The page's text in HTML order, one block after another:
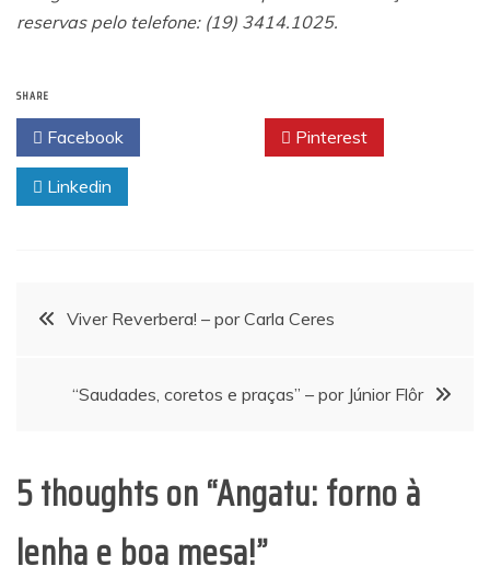
reservas pelo telefone: (19) 3414.1025.
SHARE
Facebook Pinterest
Linkedin
Navegação
Viver Reverbera! – por Carla Ceres
“Saudades, coretos e praças” – por Júnior Flôr
5 thoughts on “Angatu: forno à
lenha e boa mesa!”